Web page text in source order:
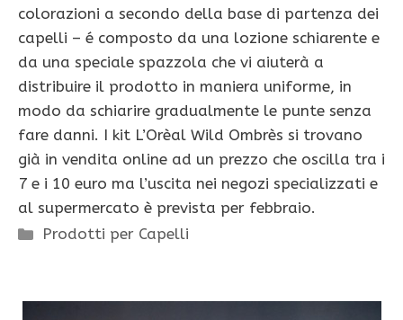
colorazioni a secondo della base di partenza dei
capelli – é composto da una lozione schiarente e
da una speciale spazzola che vi aiuterà a
distribuire il prodotto in maniera uniforme, in
modo da schiarire gradualmente le punte senza
fare danni. I kit L’Orèal Wild Ombrès si trovano
già in vendita online ad un prezzo che oscilla tra i
7 e i 10 euro ma l’uscita nei negozi specializzati e
al supermercato è prevista per febbraio.
Categorie
Prodotti per Capelli